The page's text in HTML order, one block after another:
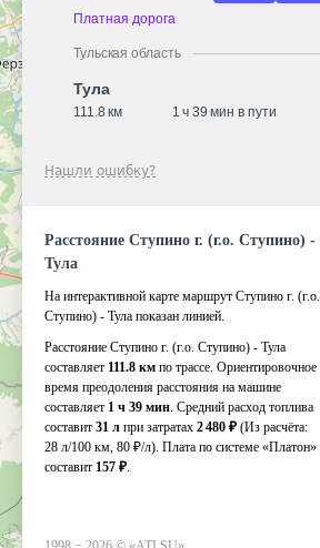
Платная дорога
Тульская область
Тула
111.8 км 1 ч 39 мин в пути
Нашли ошибку?
Расстояние Ступино г. (г.о. Ступино) -
Тула
На интерактивной карте маршрут Ступино г. (г.о.
Ступино) - Тула показан линией.
Расстояние Ступино г. (г.о. Ступино) - Тула
составляет 111.8 км по трассе. Ориентировочное
время преодоления расстояния на машине
составляет 1 ч 39 мин. Средний расход топлива
составит 31 л при затратах 2 480 ₽ (Из расчёта:
28 л/100 км, 80 ₽/л). Плата по системе «Платон»
составит 157 ₽.